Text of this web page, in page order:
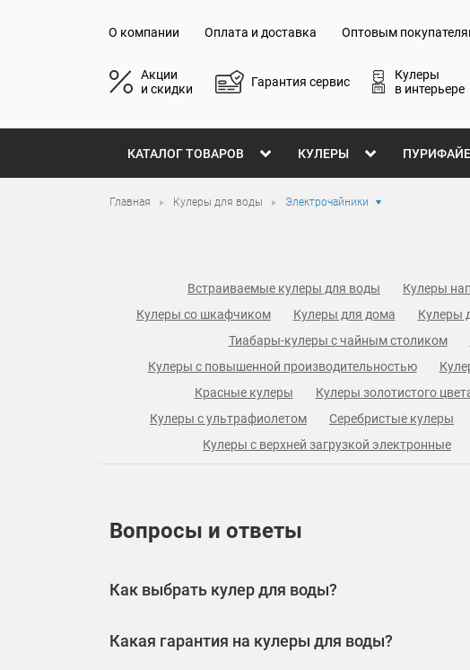
О компании Оплата и доставка Оптовым
Акции
и скидки
Гарантия сервис
Кулеры
в интерьере
КАТАЛОГ ТОВАРОВ КУЛЕРЫ
Главная Кулеры для воды Электрочайники
Встраиваемые кулеры для воды Кулеры
Кулеры со шкафчиком
Кулеры для дома Кулеры
Тиабары-кулеры с чайным столиком
Кулеры с повышенной производительностью
Красные кулеры
Кулеры золотистого
Кулеры с ультрафиолетом
Серебристые кулеры
Кулеры с верхней загрузкой электронные
Вопросы и ответы
Как выбрать кулер для воды?
Какая гарантия на кулеры для воды?